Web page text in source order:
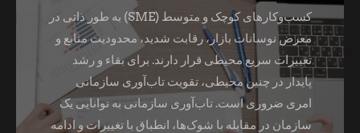
کسب‌وکارهای کوچک و متوسط (SME) به طور ذاتی در
معرض نوسانات بازار، رقابت شدید، محدودیت منابع و
تغییرات سریع محیطی قرار دارند. برای بقاء و رشد
پایدار در چنین محیطی، تقویت تاب‌آوری سازمانی
امری ضروری است. تاب‌آوری سازمانی به توانایی یک
سازمان در مقابله با شوک‌ها، انطباق با تغییرات و ادامه